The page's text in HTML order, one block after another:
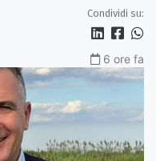
Condividi su:
6 ore fa